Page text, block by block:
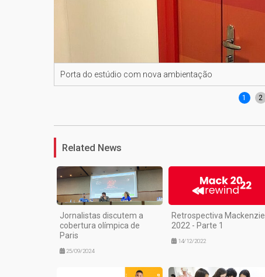
Porta do estúdio com nova ambientação
1 2
Related News
Jornalistas discutem a
cobertura olímpica de
Paris
25/09/2024
Retrospectiva Mackenzie
2022 - Parte 1
14/12/2022